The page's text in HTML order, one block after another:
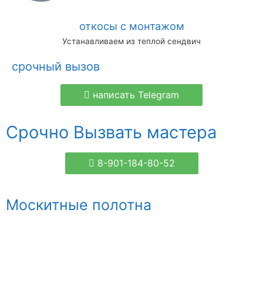
откосы с монтажом
Устанавливаем из теплой сендвич
срочный вызов
написать Telegram
Срочно Вызвать мастера
8-901-184-80-52
Москитные полотна